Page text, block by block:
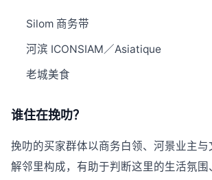
Silom 商务带
河滨 ICONSIAM／Asiatique
老城美食
谁住在挽叻？
挽叻的买家群体以商务白领、河景业主与
解邻里构成，有助于判断这里的生活氛